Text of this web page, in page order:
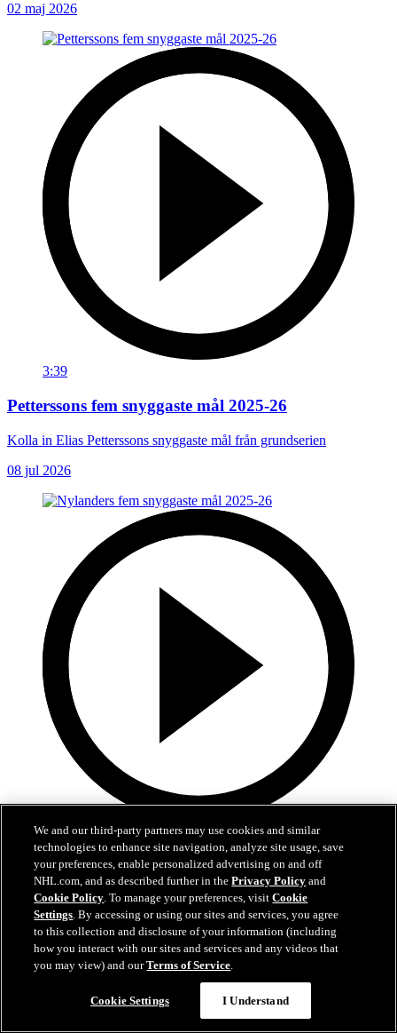
02 maj 2026
3:39
Petterssons fem snyggaste mål 2025-26
Kolla in Elias Petterssons snyggaste mål från grundserien
08 jul 2026
4:30
Nylanders fem snyggaste mål 2025-26
Kolla in William Nylanders snyggaste mål från grundserien
06 jul 2026
We and our third-party partners may use cookies and similar
technologies to enhance site navigation, analyze site usage, save
your preferences, enable personalized advertising on and off
NHL.com, and as described further in thePrivacy Policy and
Cookie Policy. To manage your preferences, visitCookie
Settings. By accessing or using our sites and services, you agree
to this collection and disclosure of your information (including
how you interact with our sites and services and any videos that
you may view) and ourTerms of Service.
Cookie Settings I Understand